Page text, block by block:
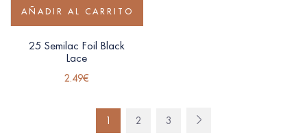
AÑADIR AL CARRITO
25 Semilac Foil Black
Lace
2.49€
1 2 3